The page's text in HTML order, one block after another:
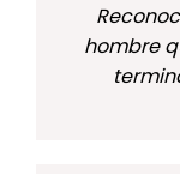
hombre